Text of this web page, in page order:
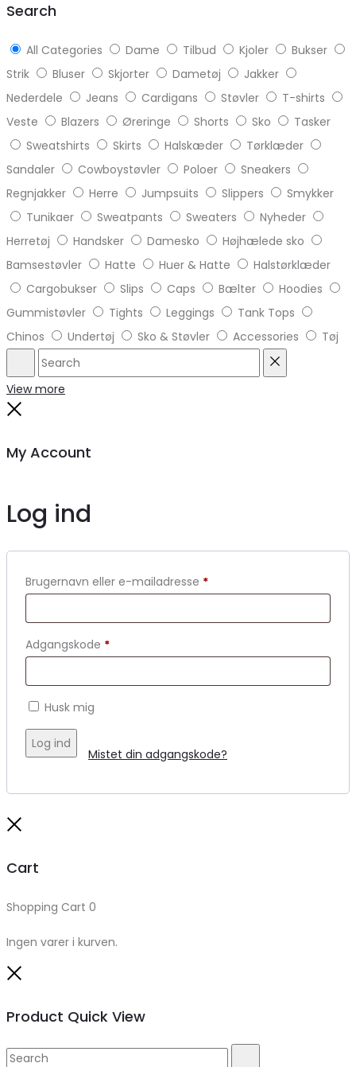
Search
All Categories Dame Tilbud Kjoler
Bukser
Strik
Bluser Skjorter Dametøj
Jakker
Nederdele
Jeans Cardigans Støvler
T-shirts
Veste
Blazers Øreringe Shorts Sko
Tasker
Sweatshirts
Skirts Halskæder
Tørklæder
Sandaler
Cowboystøvler Poloer
Sneakers
Regnjakker
Herre Jumpsuits Slippers
Smykker
Tunikaer
Sweatpants Sweaters
Nyheder
Herretøj
Handsker Damesko
Højhælede sko
Bamsestøvler
Hatte Huer & Hatte
Halstørklæder
Cargobukser
Slips Caps Bælter
Hoodies
Gummistøvler
Tights Leggings
Tank Tops
Chinos
Undertøj Sko & Støvler Accessories Tøj
Search
View more
My Account
Log ind
Brugernavn eller e-mailadresse *
Adgangskode *
Husk mig
Log ind
Mistet din adgangskode?
Cart
Shopping Cart 0
Ingen varer i kurven.
Product Quick View
Search